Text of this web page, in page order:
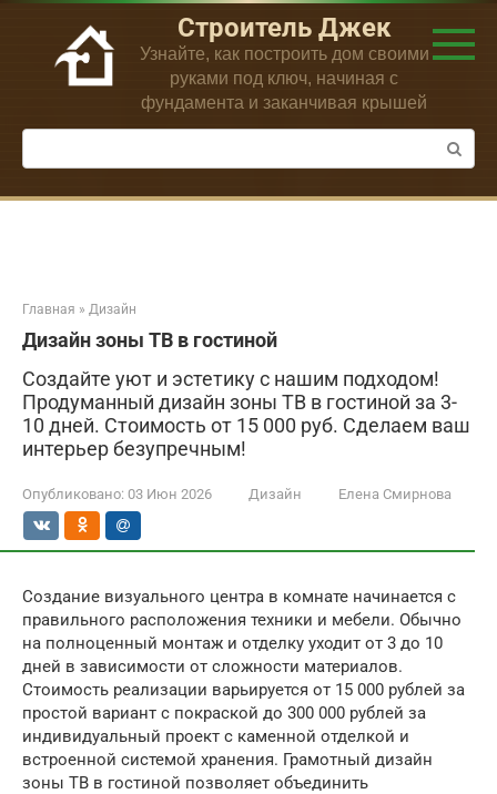
Перейти
контенту
Строитель Джек
Узнайте, как построить дом своими
руками под ключ, начиная с
фундамента и заканчивая крышей
Поиск:
Главная » Дизайн
Дизайн зоны ТВ в гостиной
Создайте уют и эстетику с нашим подходом!
Продуманный дизайн зоны ТВ в гостиной за 3-
10 дней. Стоимость от 15 000 руб. Сделаем ваш
интерьер безупречным!
Опубликовано: 03 Июн 2026 Дизайн Елена Смирнова
Создание визуального центра в комнате начинается с
правильного расположения техники и мебели. Обычно
на полноценный монтаж и отделку уходит от 3 до 10
дней в зависимости от сложности материалов.
Стоимость реализации варьируется от 15 000 рублей за
простой вариант с покраской до 300 000 рублей за
индивидуальный проект с каменной отделкой и
встроенной системой хранения. Грамотный дизайн
зоны ТВ в гостиной позволяет объединить